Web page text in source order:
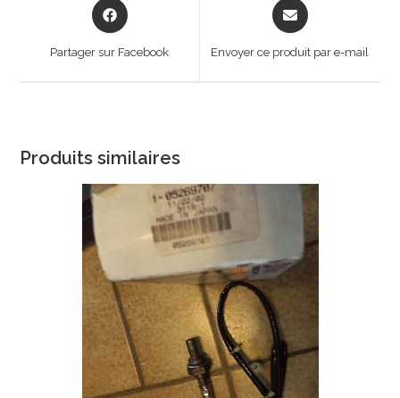
Opens
in
Partager sur Facebook
Opens
in
new
Envoyer ce produit par e-mail
Produits similaires